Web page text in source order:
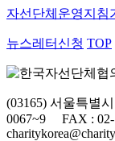
자선단체 운영지침
뉴스레터신청 TOP
(03165) 서울특별
0067~9 FAX :